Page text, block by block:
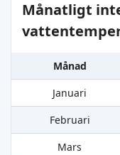
Månatligt
Månad
Januari
Februari
Mars